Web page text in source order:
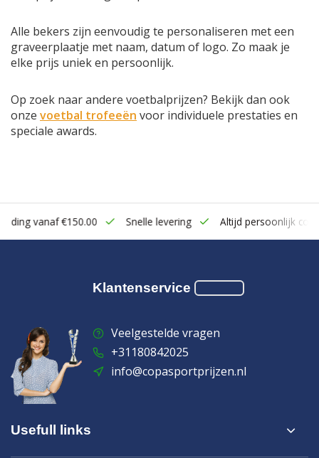
Alle bekers zijn eenvoudig te personaliseren met een
graveerplaatje met naam, datum of logo. Zo maak je
elke prijs uniek en persoonlijk.
Op zoek naar andere voetbalprijzen? Bekijk dan ook
onze voetbal trofeeën voor individuele prestaties en
speciale awards.
vanaf €150.00 Snelle levering Altijd persoonlijk
Klantenservice
Veelgestelde vragen
+31180842025
info@copasportprijzen.nl
Usefull links